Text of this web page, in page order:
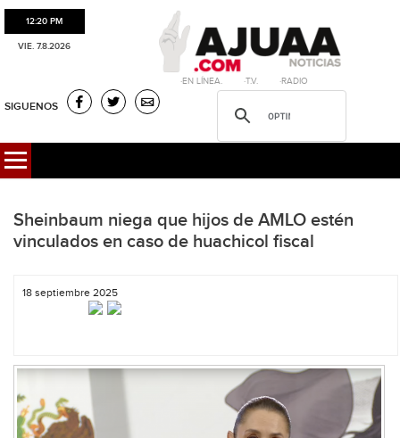
12:20 PM
VIE. 7.8.2026
·EN LÍNEA. ·T.V. ·RADIO
SIGUENOS
Sheinbaum niega que hijos de AMLO estén
vinculados en caso de huachicol fiscal
18 septiembre 2025